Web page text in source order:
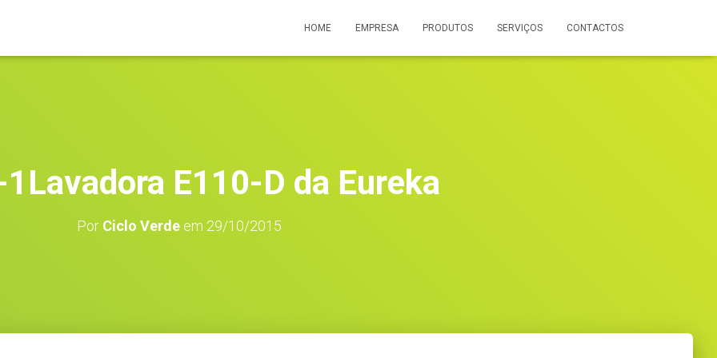
HOME EMPRESA PRODUTOS SERVIÇOS CONTACTOS
E110-D da Eureka
Por Ciclo Verde em 29/10/2015